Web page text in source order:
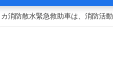
消防散水緊急救助車は、消防活